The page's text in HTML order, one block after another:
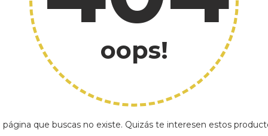
oops!
página que buscas no existe. Quizás te interesen estos